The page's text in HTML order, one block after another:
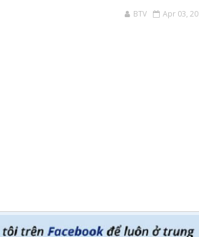
BTV
Apr 03,